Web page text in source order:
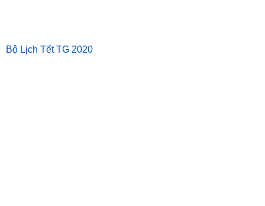
Bộ Lịch Tết TG 2020